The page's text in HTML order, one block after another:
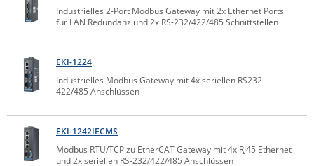
Moxa
Panorama Antennas
PatchSee
Poynting
Raritan
Industrielles 2-Port Modbus Gateway mit 2x Ethernet Ports
für LAN Redundanz und 2x RS-232/422/485 Schnittstellen
EKI-1224
Industrielles Modbus Gateway mit 4x seriellen RS232-
422/485 Anschlüssen
EKI-1242IECMS
Modbus RTU/TCP zu EtherCAT Gateway mit 4x RJ45 Ethernet
und 2x seriellen RS-232/422/485 Anschlüssen